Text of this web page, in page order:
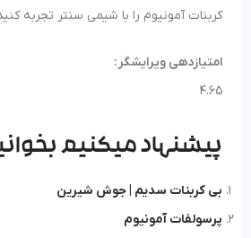
کربنات آمونیوم را با شیمی سنتر تجربه
امتیازدهی ویرایشگر:
4.65
پیشنهاد میکنیم
بی کربنات سدیم | جوش شیرین
پرسولفات آمونیوم